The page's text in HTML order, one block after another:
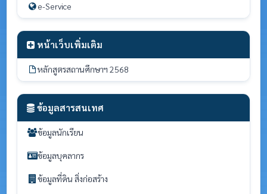
e-Service
หน้าเว็บเพิ่มเติม
หลักสูตรสถานศึกษาฯ 2568
ข้อมูลสารสนเทศ
ข้อมูลนักเรียน
ข้อมูลบุคลากร
ข้อมูลที่ดิน สิ่งก่อสร้าง